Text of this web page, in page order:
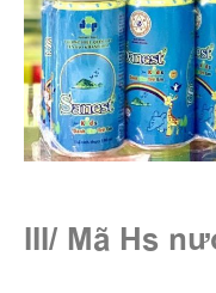
III/ Mã Hs